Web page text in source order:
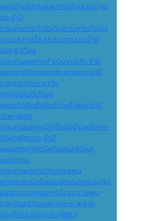
แผนดำเนินงานและการใช้งบประมาณ
ประจำปี
รายงานการกำกับติดตามการดำเนิน
งานและการใช้งบประมาณประจำปี
รอบ 6 เดือน
รายงานผลการดำเนินงานประจำปี
แผนการใช้จ่ายงบประมาณประจำปี
รายการทางการเงิน
เทศบัญญัติตำบล
แผนการจัดซื้อจัดจ้างหรือแผนการ
จัดหาพัสดุ
รายงานผลการจัดซื้อจัดจ้างหรือการ
จัดหาพัสดุประจำปี
แผนยุทธศาสตร์หรือแผนพัฒนา
หน่วยงาน
รายงานผลการติดตามแผน
ยุทธศาสตร์หรือแผนพัฒนาหน่วยงาน
เอกสารประกอบการชี้แจง ร่างพระ
ราชบัญญัติงบประมาณรายจ่าย
ประจำปีงบประมาณ (ฺBBL)